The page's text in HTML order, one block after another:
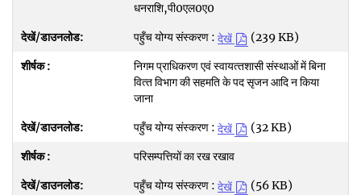
धनराशि,पी0एल0ए0
पहुँच योग्य संस्करण : देखें
(239 KB)
निगम प्राधिकरण एवं स्‍वायत्‍तशासी संस्‍थाओं में बिना
वित्‍त विभाग की सहमति के पद सृजन आदि न किया
जाना
पहुँच योग्य संस्करण : देखें
(32 KB)
परिसम्‍पत्तियों का रख रखाव
पहुँच योग्य संस्करण : देखें
(56 KB)